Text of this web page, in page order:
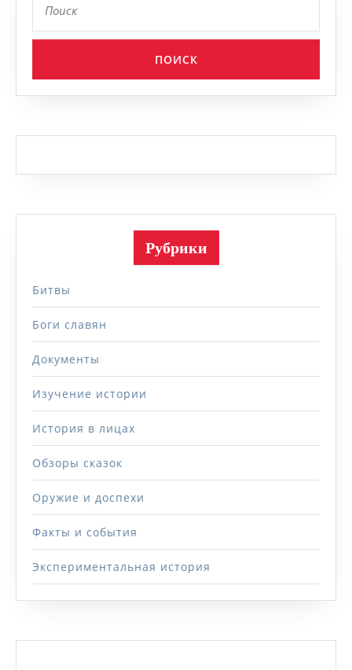
Рубрики
Битвы
Боги славян
Документы
Изучение истории
История в лицах
Обзоры сказок
Оружие и доспехи
Факты и события
Экспериментальная история